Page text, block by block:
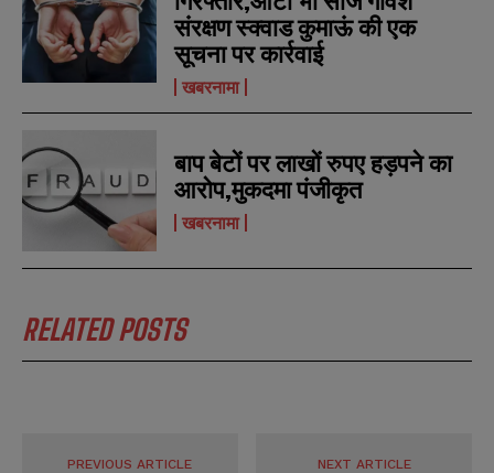
*
u
m
e
SUBMIT
*
u
m
e
SUBMIT
संरक्षण स्क्वाड कुमाऊं की एक
सूचना पर कार्रवाई
खबरनामा
बाप बेटों पर लाखों रुपए हड़पने का
आरोप,मुकदमा पंजीकृत
खबरनामा
RELATED POSTS
PREVIOUS ARTICLE NEXT ARTICLE